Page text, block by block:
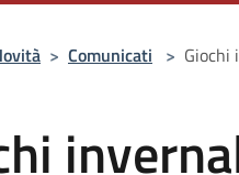
> Comunicati > Giochi